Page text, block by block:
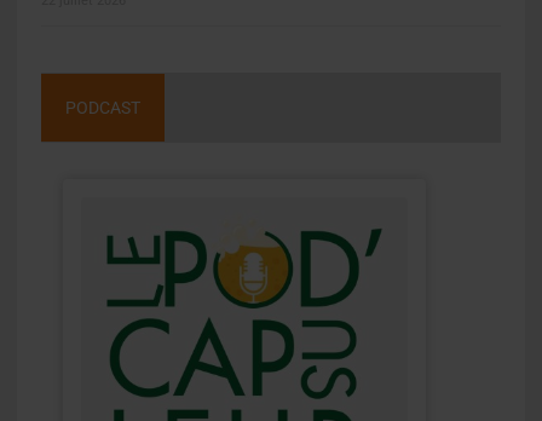
PODCAST